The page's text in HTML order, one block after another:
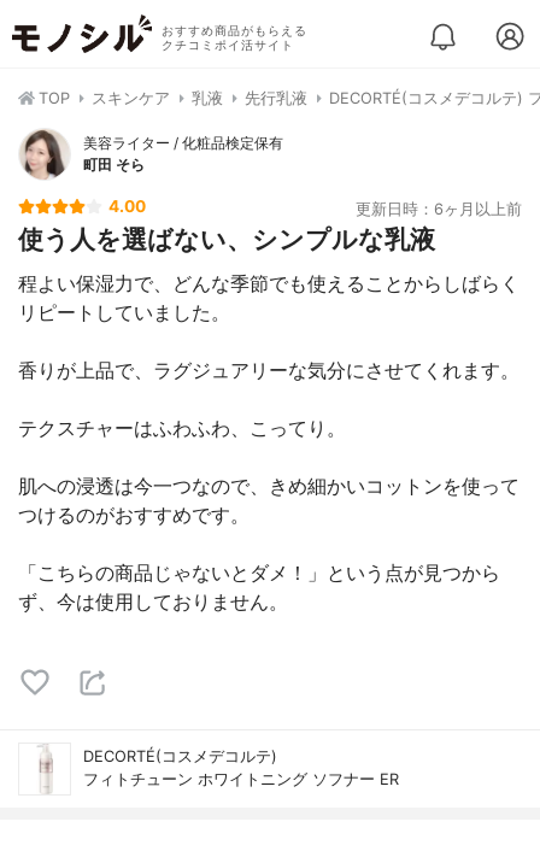
おすすめ商品がもらえる
クチコミポイ活サイト
TOP スキンケア 乳液 先行乳液 DECORTÉ(コスメデコルテ)
美容ライター / 化粧品検定保有
町田 そら
4.00 更新日時：6ヶ月以上前
使う人を選ばない、シンプルな乳液
程よい保湿力で、どんな季節でも使えることからしばらく
リピートしていました。
香りが上品で、ラグジュアリーな気分にさせてくれます。
テクスチャーはふわふわ、こってり。
肌への浸透は今一つなので、きめ細かいコットンを使って
つけるのがおすすめです。
「こちらの商品じゃないとダメ！」という点が見つから
ず、今は使用しておりません。
DECORTÉ(コスメデコルテ)
フィトチューン ホワイトニング ソフナー ER